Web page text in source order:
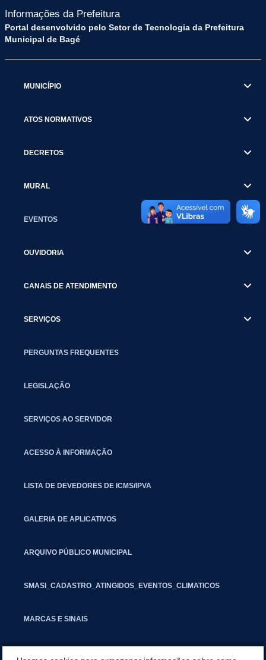
Informações da Prefeitura
Portal desenvolvido pelo Setor de Tecnologia da Prefeitura
Municipal de Bagé
MUNICÍPIO
ATOS NORMATIVOS
DECRETOS
MURAL
EVENTOS
OUVIDORIA
CANAIS DE ATENDIMENTO
SERVIÇOS
PERGUNTAS FREQUENTES
LEGISLAÇÃO
SERVIÇOS AO SERVIDOR
ACESSO À INFORMAÇÃO
LISTA DE DEVEDORES DE ICMS/IPVA
GALERIA DE APLICATIVOS
ARQUIVO PÚBLICO MUNICIPAL
SMASI_CADASTRO_ATINGIDOS_EVENTOS_CLIMATICOS
MARCAS E SINAIS